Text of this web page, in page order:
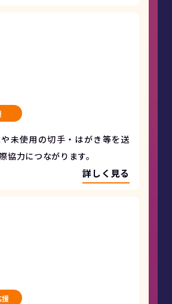
未使用の切手・はがき等を送
協力につながります。
詳しく見る